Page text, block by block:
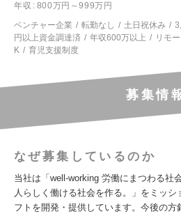
年収
800万円～999万円
ベンチャー企業
転勤なし 土日祝休み
円以上資金調達済
年収600万以上 リモ
K
育児支援制度
募集情
なぜ募集しているのか
当社は「well-working 労働にまつわる社
人らしく働ける社会を作る。」をミッシ
フトを開発・提供しています。今後の